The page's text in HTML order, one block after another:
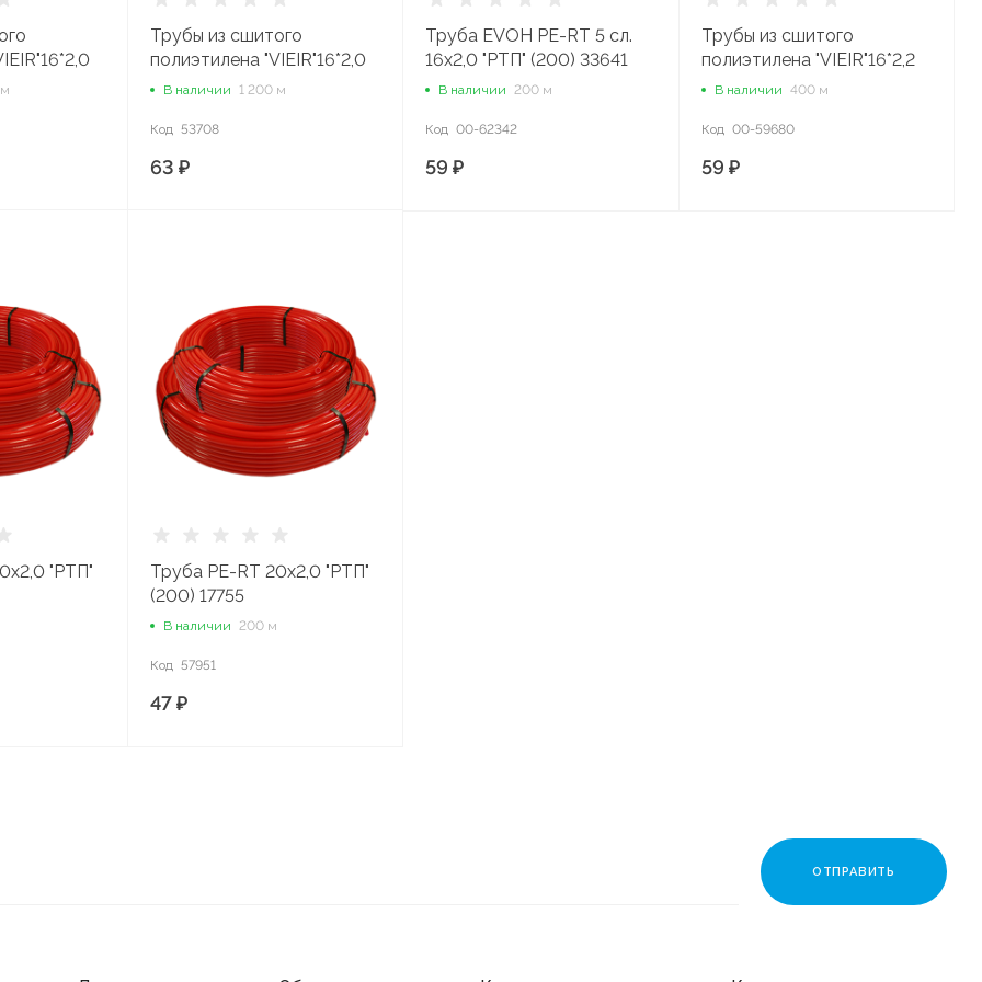
Трубы из сшитого
полиэтилена "VIEIR"16*2,0
PEX-B-EVOH (200м)
В наличии 1 200 м
Код 53708
63 ₽
Труба EVOH PE-RT 5 сл.
16х2,0 "РТП" (200) 33641
В наличии 200 м
Код 00-62342
59 ₽
Трубы из сшитого
полиэтилена "VIEIR"16*2,2
PEX-B-EVOH (200м)
200
В наличии 400 м
Код 00-59680
59 ₽
"РТП"
Труба PE-RT 20х2,0 "РТП"
(200) 17755
В наличии 200 м
Код 57951
47 ₽